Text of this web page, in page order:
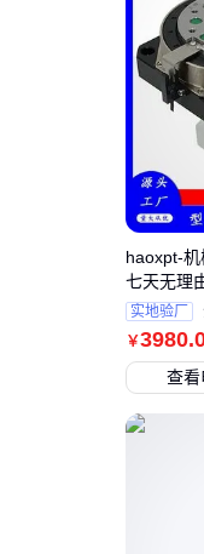
￥3980
haoxpt-
七天无理
实地验厂
查看